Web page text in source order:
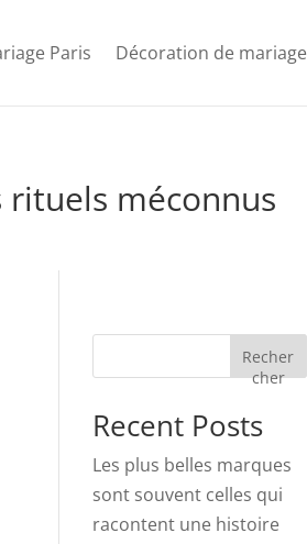
Paris Décoration de mariage
rituels méconnus
Recher
cher
Recent Posts
Les plus belles marques
sont souvent celles qui
racontent une histoire